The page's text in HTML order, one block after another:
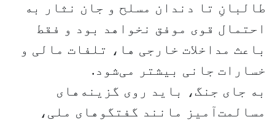
طالبانِ تا دندان مسلح و جان نثار به
احتمال قوی موفق نخواهد بود و فقط
باعث مداخلات خارجی ها، تلفات مالی و
خسارات جانی ‌بیشتر می‌شود.
به جای جنگ، باید روی گزینه‌های
مسالمت‌آمیز مانند گفتگوهای ملی،